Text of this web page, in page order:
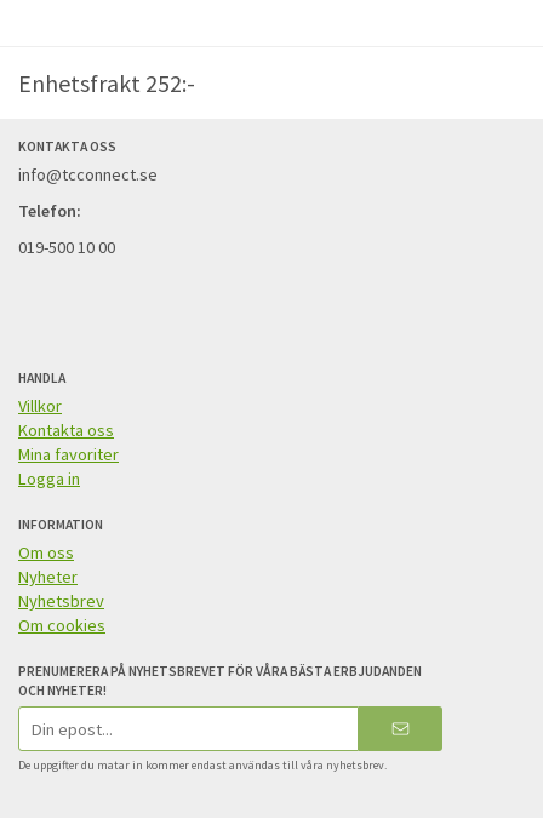
Enhetsfrakt 252:-
KONTAKTA OSS
info@tcconnect.se
Telefon:
019-500 10 00
HANDLA
Villkor
Kontakta oss
Mina favoriter
Logga in
INFORMATION
Om oss
Nyheter
Nyhetsbrev
Om cookies
PRENUMERERA PÅ NYHETSBREVET FÖR VÅRA BÄSTA ERBJUDANDEN
OCH NYHETER!
E-
postadress
De uppgifter du matar in kommer endast användas till våra nyhetsbrev.